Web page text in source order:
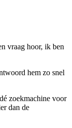
vraag hoor, ik ben
hem zo snel
zoekmachine voor
dan de